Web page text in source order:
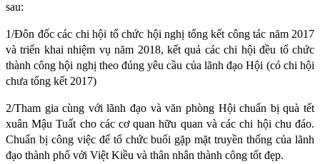
sau:
1/Đôn đốc các chi hội tổ chức hội nghị tổng kết công tác năm 2017
và triển khai nhiệm vụ năm 2018, kết quả các chi hội đều tổ chức
thành công hội nghị theo đúng yêu cầu của lãnh đạo Hội (có chi hội
chưa tổng kết 2017)
2/Tham gia cùng với lãnh đạo và văn phòng Hội chuẩn bị quà tết
xuân Mậu Tuất cho các cơ quan hữu quan và các chi hội chu đáo.
Chuẩn bị công việc để tổ chức buổi gặp mặt truyền thống của lãnh
đạo thành phố với Việt Kiều và thân nhân thành công tốt đẹp.